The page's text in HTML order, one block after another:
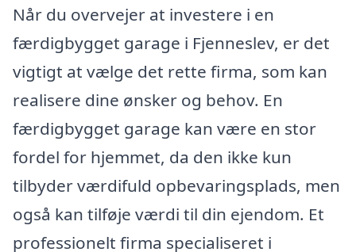
Når du overvejer at investere i en
færdigbygget garage i Fjenneslev, er det
vigtigt at vælge det rette firma, som kan
realisere dine ønsker og behov. En
færdigbygget garage kan være en stor
fordel for hjemmet, da den ikke kun
tilbyder værdifuld opbevaringsplads, men
også kan tilføje værdi til din ejendom. Et
professionelt firma specialiseret i